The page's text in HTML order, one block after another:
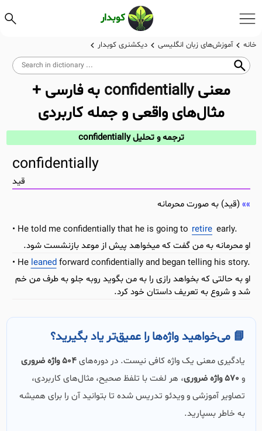
کوبدار
خانه آموزش‌های زبان انگلیسی دیکشنری کوبدار
معنیconfidentially به فارسی +
مثال‌های واقعی و جمله کاربردی
ترجمه و تحلیل confidentially
confidentially
قید
(قید) به صورت محرمانه
He told me confidentially that he is going to retire early.
او محرمانه به من گفت که میخواهد پیش از موعد بازنشست شود.
He leanedforward confidentially and began telling his story.
او به حالتی که بخواهد رازی را به من بگوید روبه جلو به طرف من خم
شد و شروع به تعریف داستان خود کرد.
📘 می‌خواهید واژه‌ها را عمیق‌تر یاد بگیرید؟
یادگیری معنی یک واژه کافی نیست. در دوره‌های504 واژه ضروری
و 570 واژه ضروری
، هر لغت با تلفظ صحیح، مثال‌های کاربردی،
تصاویر آموزشی و ویدئو تدریس شده تا بتوانید آن را برای همیشه
به خاطر بسپارید.